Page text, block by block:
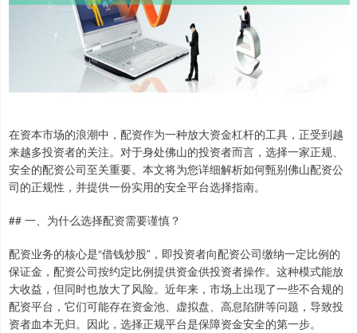
在资本市场的浪潮中，配资作为一种放大资金杠杆的工具，正受到越
来越多投资者的关注。对于身处佛山的投资者而言，选择一家正规、
安全的配资公司至关重要。本文将为您详细解析如何甄别佛山配资公
司的正规性，并提供一份实用的安全平台选择指南。
## 一、为什么选择配资需要谨慎？
配资业务的核心是“借钱炒股”，即投资者向配资公司缴纳一定比例的
保证金，配资公司按约定比例提供资金供投资者操作。这种模式能放
大收益，但同时也放大了风险。近年来，市场上出现了一些不合规的
配资平台，它们可能存在资金池、虚拟盘、高息陷阱等问题，导致投
资者血本无归。因此，选择正规平台是保障资金安全的第一步。